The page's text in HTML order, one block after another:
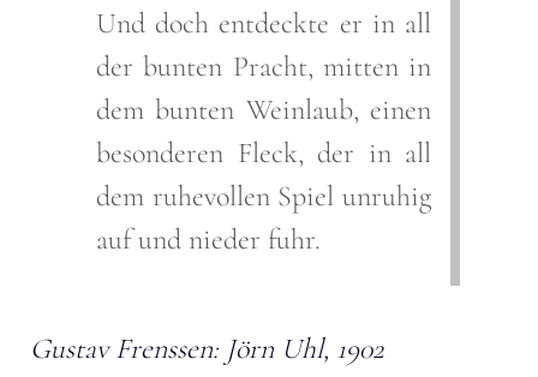
Und doch entdeckte er in all
der bunten Pracht, mitten in
dem bunten Weinlaub, einen
besonderen Fleck, der in all
dem ruhevollen Spiel unruhig
auf und nieder fuhr.
Gustav Frenssen: Jörn Uhl, 1902